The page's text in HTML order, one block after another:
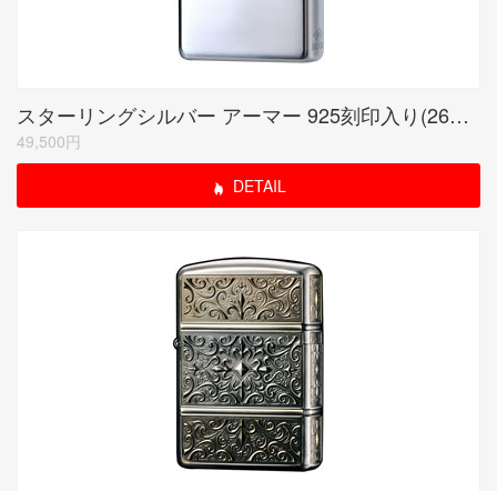
スターリングシルバー アーマー 925刻印入り(26SA-925)
49,500円
DETAIL